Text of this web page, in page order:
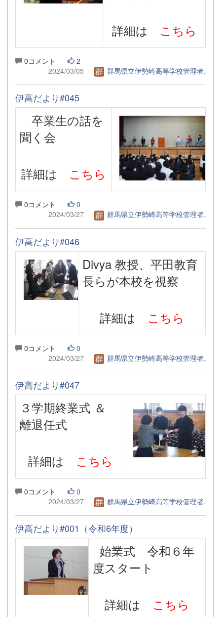
詳細は こちら
0コメント
2
2024/03/05
群馬県立伊勢崎高等学校管理者.
伊高だより#045
卒業生の話を
聞く会
詳細は こちら
0コメント
0
2024/03/27
群馬県立伊勢崎高等学校管理者.
伊高だより#046
Divya 教授、平田教育
長らが本校を視察
詳細は こちら
0コメント
0
2024/03/27
群馬県立伊勢崎高等学校管理者.
伊高だより#047
３学期終業式 ＆
離退任式
詳細は こちら
0コメント
0
2024/03/27
群馬県立伊勢崎高等学校管理者.
伊高だより#001（令和6年度）
始業式 令和６年
度スタート
詳細は こちら